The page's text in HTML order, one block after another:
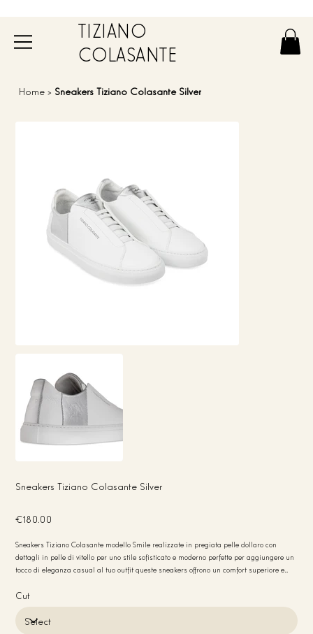
TIZIANO
COLASANTE
Home > Sneakers Tiziano Colasante Silver
Sneakers Tiziano Colasante Silver
€180.00
Sneakers Tiziano Colasante modello Smile realizzate in pregiata pelle dollaro con
dettagli in pelle di vitello per uno stile sofisticato e moderno perfette per aggiungere un
tocco di eleganza casual al tuo outfit queste sneakers offrono un comfort superiore e
Cut